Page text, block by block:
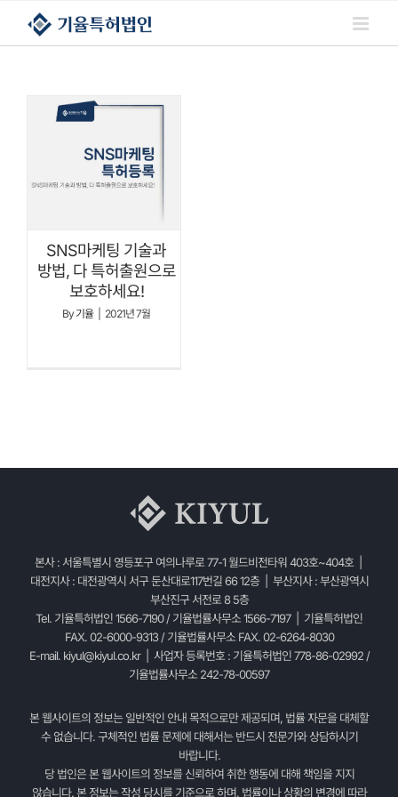
콘텐츠로
건너뛰기
SNS마케팅 기술과
방법, 다 특허출원으로
보호하세요!
By기율 2021년 7월
본사 : 서울특별시 영등포구 여의나루로 77-1 월드비전타워 403호~404호 |
대전지사 : 대전광역시 서구 둔산대로117번길 66 12층 | 부산지사 : 부산광역시
부산진구 서전로 8 5층
Tel. 기율특허법인 1566-7190 / 기율법률사무소 1566-7197 | 기율특허법인
FAX. 02-6000-9313 / 기율법률사무소 FAX. 02-6264-8030
E-mail. kiyul@kiyul.co.kr| 사업자 등록번호 : 기율특허법인 778-86-02992 /
기율법률사무소 242-78-00597
본 웹사이트의 정보는 일반적인 안내 목적으로만 제공되며, 법률 자문을 대체할
수 없습니다. 구체적인 법률 문제에 대해서는 반드시 전문가와 상담하시기
바랍니다.
당 법인은 본 웹사이트의 정보를 신뢰하여 취한 행동에 대해 책임을 지지
않습니다. 본 정보는 작성 당시를 기준으로 하며, 법률이나 상황의 변경에 따라